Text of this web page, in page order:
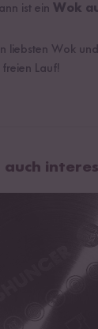
ist ein Wok
liebsten Wok
Lauf!
auch